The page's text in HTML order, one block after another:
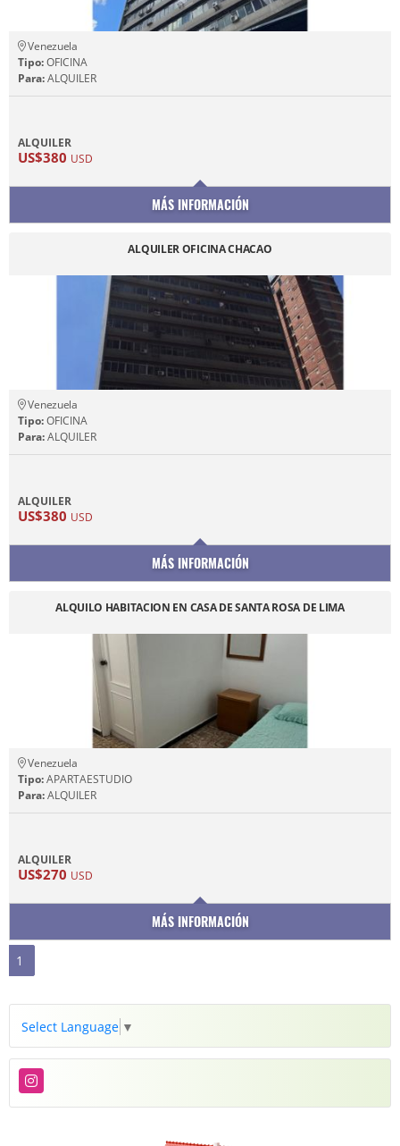
Venezuela
Tipo:OFICINA
Para:ALQUILER
ALQUILER
US$380 USD
MÁS INFORMACIÓN
ALQUILER OFICINA CHACAO
Venezuela
Tipo:OFICINA
Para:ALQUILER
ALQUILER
US$380 USD
MÁS INFORMACIÓN
ALQUILO HABITACION EN CASA DE SANTA ROSA DE LIMA
Venezuela
Tipo:APARTAESTUDIO
Para:ALQUILER
ALQUILER
US$270 USD
MÁS INFORMACIÓN
1
Select Language ▼
Instagram